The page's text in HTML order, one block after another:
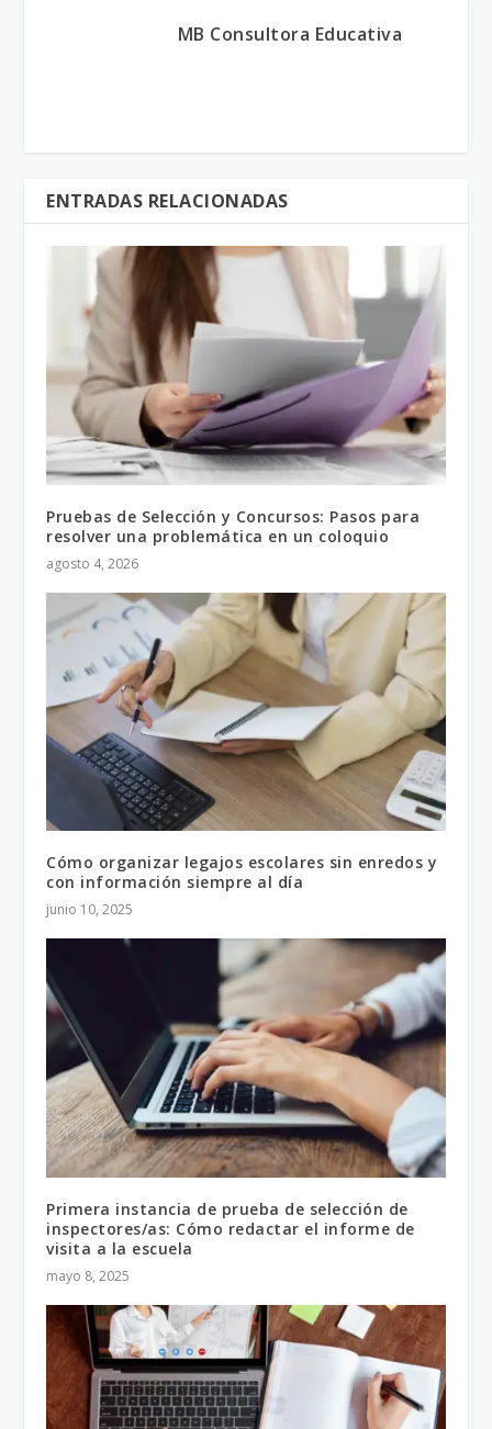
MB Consultora Educativa
ENTRADAS RELACIONADAS
Pruebas de Selección y Concursos: Pasos para
resolver una problemática en un coloquio
agosto 4, 2026
Cómo organizar legajos escolares sin enredos y
con información siempre al día
junio 10, 2025
Primera instancia de prueba de selección de
inspectores/as: Cómo redactar el informe de
visita a la escuela
mayo 8, 2025